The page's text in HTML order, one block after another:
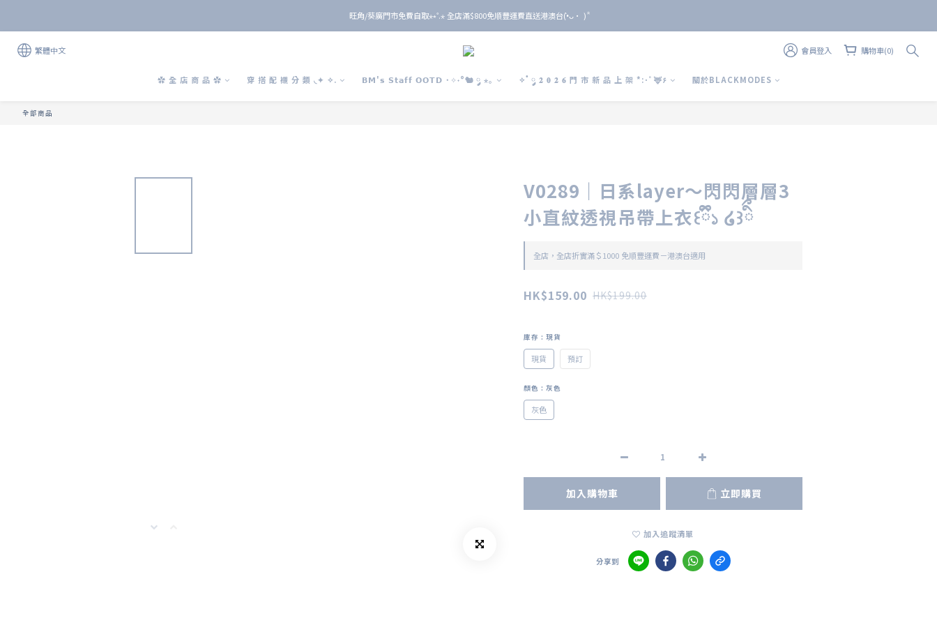
旺角/葵廣門市免費自取⋆⭒˚.⋆ 全店滿$800免順豐運費直送港澳台(•̀ᴗ• ) ̑̑
旺角/葵廣門市免費自取⋆⭒˚.⋆ 全店滿$800免順豐運費直送港澳台(•̀ᴗ• ) ̑̑
單 筆 消 費 滿 $ 6 0 0 即 送 全 年 9 折 會 員
旺角/葵廣門市免費自取⋆⭒˚.⋆ 全店滿$800免順豐運費直送港澳台(•̀ᴗ• ) ̑̑
繁體中文 會員登入 購物車(0)
✿ 全 店 商 品 ✿ 穿 搭 配 襯 分 類 ◟✦ ✧. 𝗕𝗠'𝘀 𝗦𝘁𝗮𝗳𝗳 𝗢𝗢𝗧𝗗 ˙✧˖°🐿️ ༘ ⋆｡ ✧˚ ༘ 𝟐 𝟎 𝟐 𝟔 門 市 新 品 上 架 *:･ﾟ🦌۶ 關於BLACKMODES
全部商品
V0289｜日系layer～閃閃層層3
小直紋透視吊帶上衣꒰ྀི১ ໒꒱ིྀ
全店，全店折實滿＄1000 免順豐運費－港澳台適用
HK$159.00 HK$199.00
庫存 : 現貨
現貨 預訂
顏色 : 灰色
灰色
加入購物車 立即購買
加入追蹤清單
分享到